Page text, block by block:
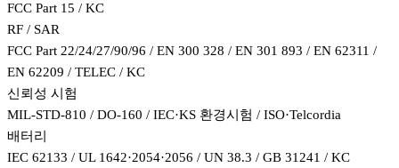
FCC Part 15 / KC
RF / SAR
FCC Part 22/24/27/90/96 / EN 300 328 / EN 301 893 / EN 62311 /
EN 62209 / TELEC / KC
신뢰성 시험
MIL-STD-810 / DO-160 / IEC·KS 환경시험 / ISO·Telcordia
배터리
IEC 62133 / UL 1642·2054·2056 / UN 38.3 / GB 31241 / KC